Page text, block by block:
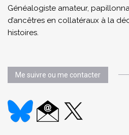
Généalogiste amateur,
d’ancêtres en collatéraux à la
histoires.
Me suivre ou me contacter